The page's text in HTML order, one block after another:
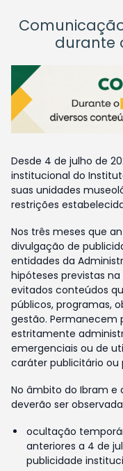
durante
Desde 4 de julho de
institucional do
suas unidades
restrições
Nos três meses que
divulgação de
entidades da
hipóteses previstas
evitados conteúdos
públicos, programas,
gestão. Permanecem
estritamente
emergenciais ou de
caráter publicitário ou
No âmbito do Ibram e
deverão ser
ocultação
anteriores a 4 de
publicidade